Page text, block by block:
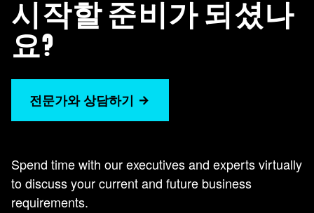
시작할 준비가 되셨나
요?
전문가와 상담하기
Spend time with our executives and experts virtually
to discuss your current and future business
requirements.